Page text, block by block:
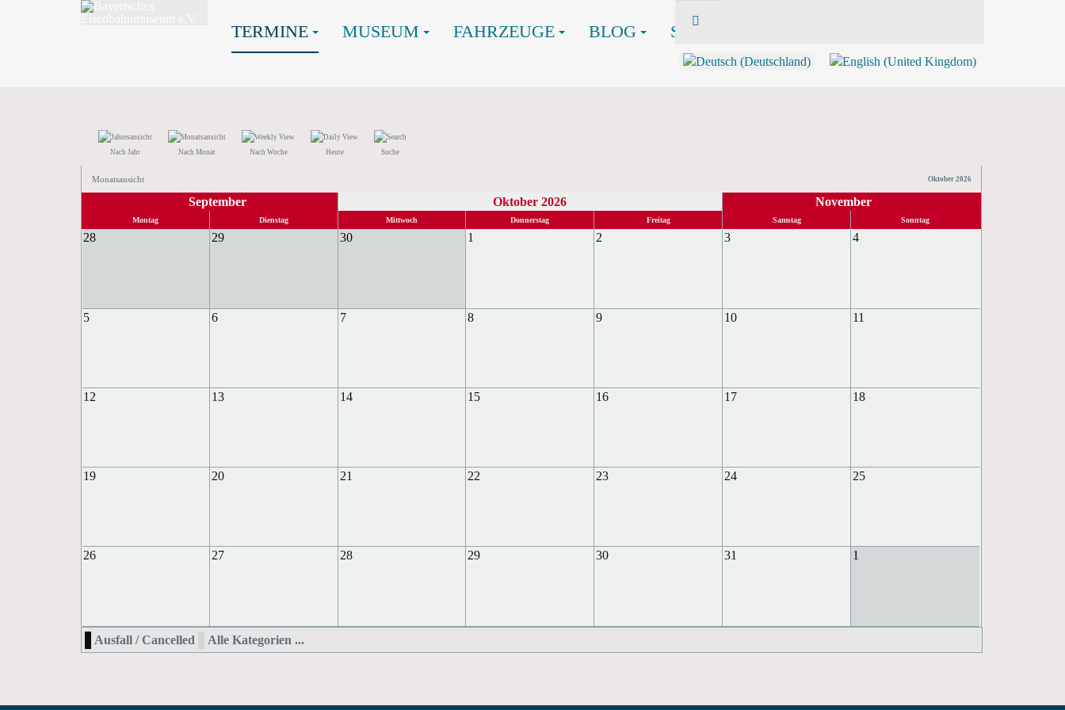
TERMINE MUSEUM FAHRZEUGE BLOG SHOP
Nach Jahr Nach Monat Nach Woche Heute Suche
Monatsansicht Oktober 2026
September Oktober 2026 November
Montag Dienstag Mittwoch Donnerstag Freitag Samstag Sonntag
28 29 30 1 2 3 4
5 6 7 8 9 10 11
12 13 14 15 16 17 18
19 20 21 22 23 24 25
26 27 28 29 30 31 1
Ausfall / Cancelled Alle Kategorien ...